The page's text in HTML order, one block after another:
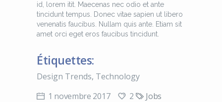
id, lorem itit. Maecenas nec odio et ante
tincidunt tempus. Donec vitae sapien ut libero
venenatis faucibus. Nullam quis ante. Etiam sit
amet orci eget eros faucibus tincidunt.
Étiquettes:
Design Trends, Technology
1 novembre 2017
2 Jobs